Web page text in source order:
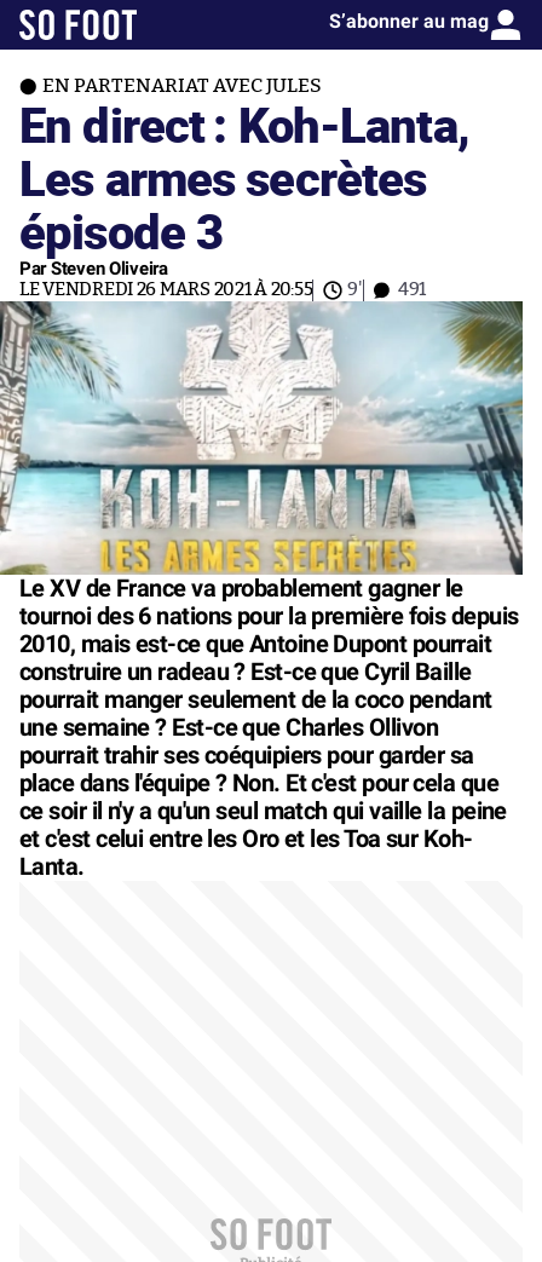
S’abonner au mag
EN PARTENARIAT AVEC JULES
En direct : Koh-Lanta,
Les armes secrètes
épisode 3
Par Steven Oliveira
LE VENDREDI 26 MARS 2021 À 20:55 9' 491
Le XV de France va probablement gagner le
tournoi des 6 nations pour la première fois depuis
2010, mais est-ce que Antoine Dupont pourrait
construire un radeau ? Est-ce que Cyril Baille
pourrait manger seulement de la coco pendant
une semaine ? Est-ce que Charles Ollivon
pourrait trahir ses coéquipiers pour garder sa
place dans l'équipe ? Non. Et c'est pour cela que
ce soir il n'y a qu'un seul match qui vaille la peine
et c'est celui entre les Oro et les Toa sur Koh-
Lanta.